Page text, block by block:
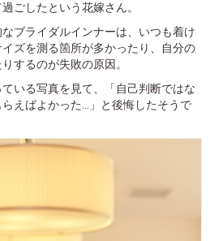
ごしたという花嫁さん。
ブライダルインナーは、いつも着け
ズを測る箇所が多かったり、自分の
するのが失敗の原因。
いる写真を見て、「自己判断ではな
えばよかった...」と後悔したそうで